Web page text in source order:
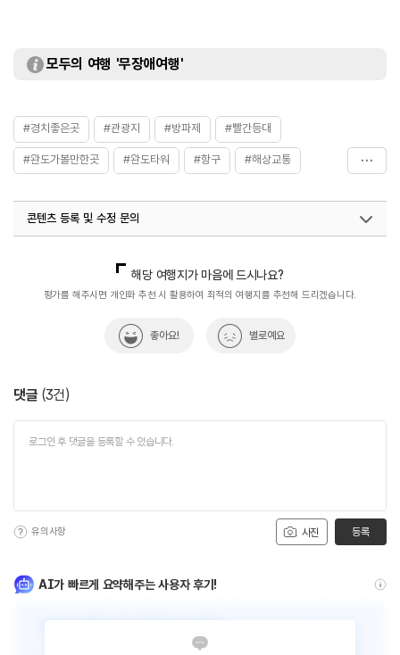
모두의 여행 '무장애여행'
#경치좋은곳 #관광지 #방파제 #빨간등대
#완도가볼만한곳 #완도타워 #항구 #해상교통
콘텐츠 등록 및 수정 문의
해당 여행지가 마음에 드시나요?
평가를 해주시면 개인화 추천 시 활용하여 최적의 여행지를 추천해 드리겠습니다.
좋아요! 별로예요
댓글 (3건)
사진
유의사항 등록
AI가 빠르게 요약해주는 사용자 후기!